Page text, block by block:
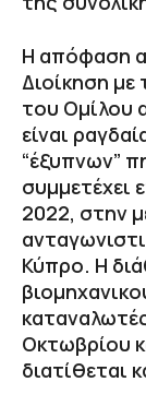
Η απόφαση
Διοίκηση
του Ομίλου
είναι
“έξυπνων”
συμμετέχει
2022, στην
Κύπρο. Η
Οκτωβρίου
διατίθεται